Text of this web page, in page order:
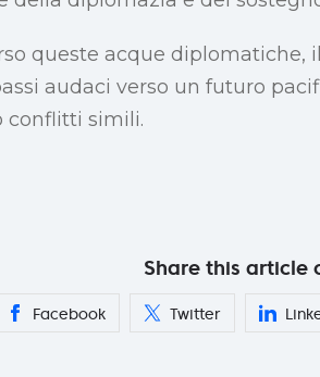
queste acque diplomatiche,
audaci verso un futuro
conflitti simili.
Share this article
Facebook Twitter